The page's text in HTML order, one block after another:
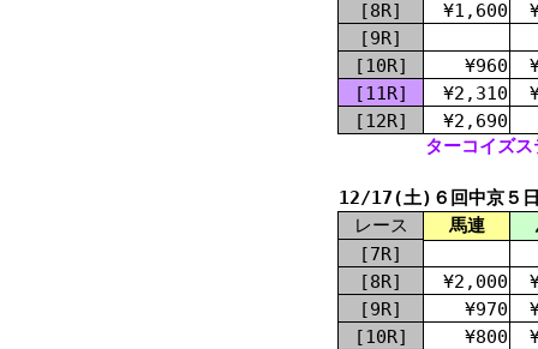
[8R]
¥1,600
[9R]
[10R]
¥960
[11R]
¥2,310
[12R]
¥2,690
ターコイズ
12/17(土)６回中京５
レース
馬連
[7R]
[8R]
¥2,000
[9R]
¥970
[10R]
¥800